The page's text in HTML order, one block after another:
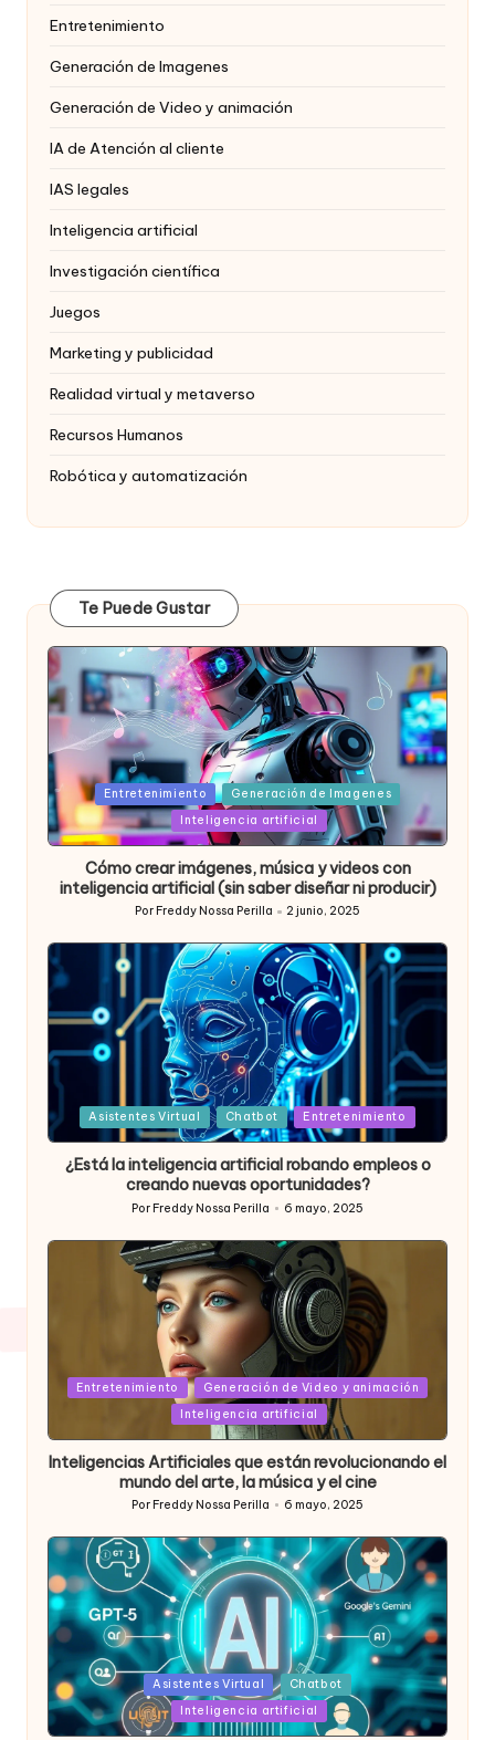
Entretenimiento
Generación de Imagenes
Generación de Video y animación
IA de Atención al cliente
IAS legales
Inteligencia artificial
Investigación científica
Juegos
Marketing y publicidad
Realidad virtual y metaverso
Recursos Humanos
Robótica y automatización
Te Puede Gustar
Posted
in
Entretenimiento
Generación de Imagenes
Inteligencia artificial
Cómo crear imágenes, música y videos con
inteligencia artificial (sin saber diseñar ni producir)
Publicado
por
Por Freddy Nossa Perilla 2 junio, 2025
Posted
in
Asistentes Virtual Chatbot Entretenimiento
¿Está la inteligencia artificial robando empleos o
creando nuevas oportunidades?
Publicado
Por Freddy Nossa Perilla 6 mayo, 2025
Posted
Entretenimiento
Generación de Video y animación
Inteligencia artificial
Inteligencias Artificiales que están revolucionando el
mundo del arte, la música y el cine
Publicado
por
Por Freddy Nossa Perilla 6 mayo, 2025
Posted
in
Asistentes Virtual
Chatbot
Inteligencia artificial